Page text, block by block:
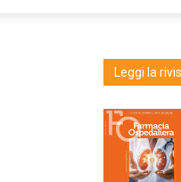
Leggi la